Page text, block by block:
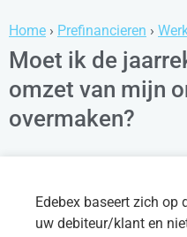
Home › Prefinancieren ›
Moet ik de
omzet van mijn
overmaken?
Edebex baseert zich op
uw debiteur/klant en